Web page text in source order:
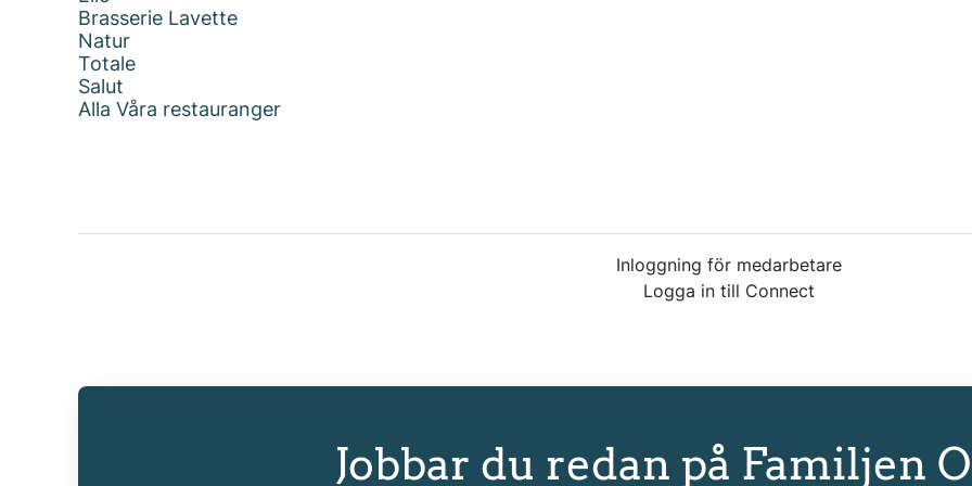
Brasserie Lavette
Natur
Totale
Salut
Alla Våra restauranger
Inloggning för medarbetare
Logga in till Connect
Jobbar du redan på Familjen